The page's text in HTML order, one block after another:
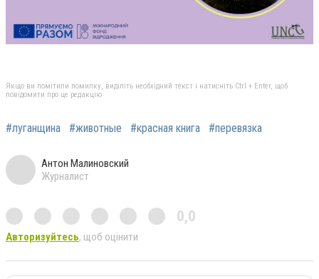
Якщо ви помітили помилку, виділіть необхідний текст і натисніть Ctrl + Enter, щоб
повідомити про це редакцію
#луганщина #животные #красная книга #перевязка
Антон Малиновский
Журналист
0,0
Авторизуйтесь, щоб оцінити